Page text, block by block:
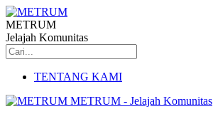
METRUM
Jelajah Komunitas
TENTANG KAMI
METRUM - Jelajah Komunitas